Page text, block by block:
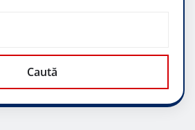
Caută